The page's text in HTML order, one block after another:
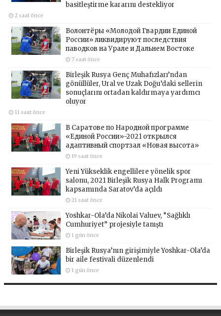
basitleştirme kararını destekliyor
2 saat önce
Волонтёры «Молодой Гвардии Единой
России» ликвидируют последствия
паводков на Урале и Дальнем Востоке
7 saat önce
Birleşik Rusya Genç Muhafızları’ndan
gönüllüler, Ural ve Uzak Doğu’daki sellerin
sonuçlarını ortadan kaldırmaya yardımcı
oluyor
11 saat önce
В Саратове по Народной программе
«Единой России»-2021 открылся
адаптивный спортзал «Новая высота»
19 saat önce
Yeni Yükseklik engellilere yönelik spor
salonu, 2021 Birleşik Rusya Halk Programı
kapsamında Saratov’da açıldı
21 saat önce
Yoshkar-Ola’da Nikolai Valuev, “Sağlıklı
Cumhuriyet” projesiyle tanıştı
1 gün önce
Birleşik Rusya’nın girişimiyle Yoshkar-Ola’da
bir aile festivali düzenlendi
1 gün önce